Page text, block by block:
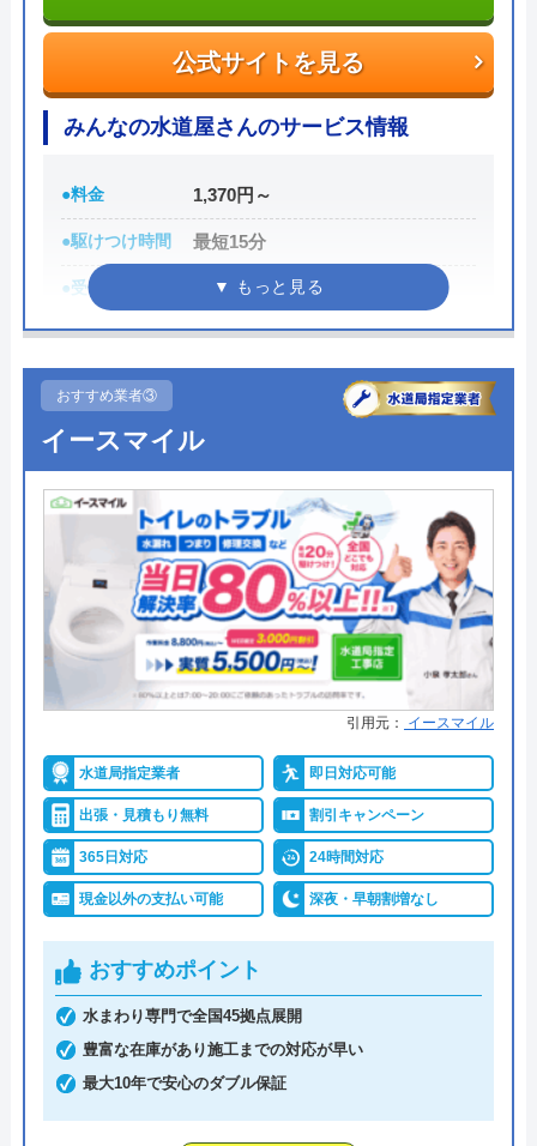
トラブルの原因や作業例などが分かりやすく記載さ
れており、依頼の際も安心できますね。候補のひと
つにしてみてください。
伝えると作業料金が2,000円割引になるWEB割があ
りますので、相談する際は必ず電話で相談し、その
際には必ず「サイトを見た」と伝えましょう。
公式サイトを見る
0120-221-611
受付時間 24時間 年中無休
ハウスラボホームの基本情報
運営会社 株式会社ハウスラボ
代表者 勝島崇裕
創業・設立 2024年11月設立
所在地
〒113-0033
対応エリア 全国33拠点
対応エリア詳
細
魚津市のトイレ水漏れ・つまり修理に
駆けつけ対応｜水道局指定業者ハウス
ラボホーム
公式サイトを見る
みんなの水道屋さんのサービス情報
●料金 1,370円～
●駆けつけ時間 最短15分
●受付時間 24時間
●定休日 年中無休
●累計実績
数多くの病院メンテナンスに関わ
みんなの水道屋さんがおすすめの理由
みんなの水道屋さんは、基本料金1,370円から水道修
理を行っている水道局指定業者です。年中無休で受
け付けしており、最短15分で駆けつけてくれます。
病院メンテナンスにも携わっており、専門知識や技
術への信頼性が高いです。
事前見積もりを徹底しており、金額に納得してから
作業を依頼できます。早朝・深夜の料金割増はな
く、見積もりや出張料も無料なので、急なトラブル
でも気兼ねなく相談可能です。また、見積もり時に
「Webを見た」と申告すると、Web割で20%割引に
なります。
支払い方法にコンビニ後払いも選べるので、急な出
費で手持ちがなくても修理が可能です。他にも、ク
レジットカード払いや楽天ペイも利用でき、都合の
おすすめ業者③
イースマイル
引用元： イースマイル
水道局指定業者 即日対応可能
出張・見積もり無料 割引キャンペーン
365日対応 24時間対応
現金以外の支払い可能 深夜・早朝割増なし
おすすめポイント
水まわり専門で全国45拠点展開
豊富な在庫があり施工までの対応が早い
最大10年で安心のダブル保証